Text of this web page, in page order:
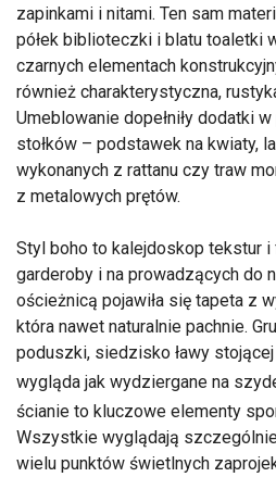
zapinkami i nitami. Ten sam
półek biblioteczki i blatu toaletki
czarnych elementach
również charakterystyczna,
Umeblowanie dopełniły dodatki
stołków – podstawek na kwiaty,
wykonanych z rattanu czy traw
z metalowych prętów.
Styl boho to kalejdoskop tekstur i
garderoby i na prowadzących do
ościeżnicą pojawiła się tapeta z
która nawet naturalnie pachnie.
poduszki, siedzisko ławy
wygląda jak wydziergane na
ścianie to kluczowe elementy
Wszystkie wyglądają
wielu punktów świetlnych